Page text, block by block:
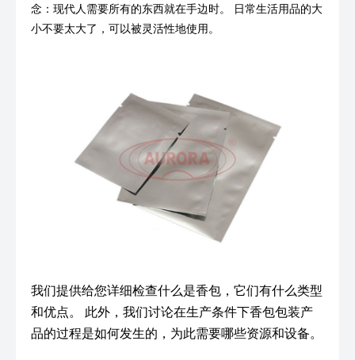
念：现代人需要所有的东西就在手边时。 日常生活用品的大
小不要太大了，可以被灵活性地使用。
我们提供给您详细检查什么是香包，它们有什么类型
和优点。 此外，我们讨论在生产条件下香包包装产
品的过程是如何发生的，为此需要哪些资源和设备。